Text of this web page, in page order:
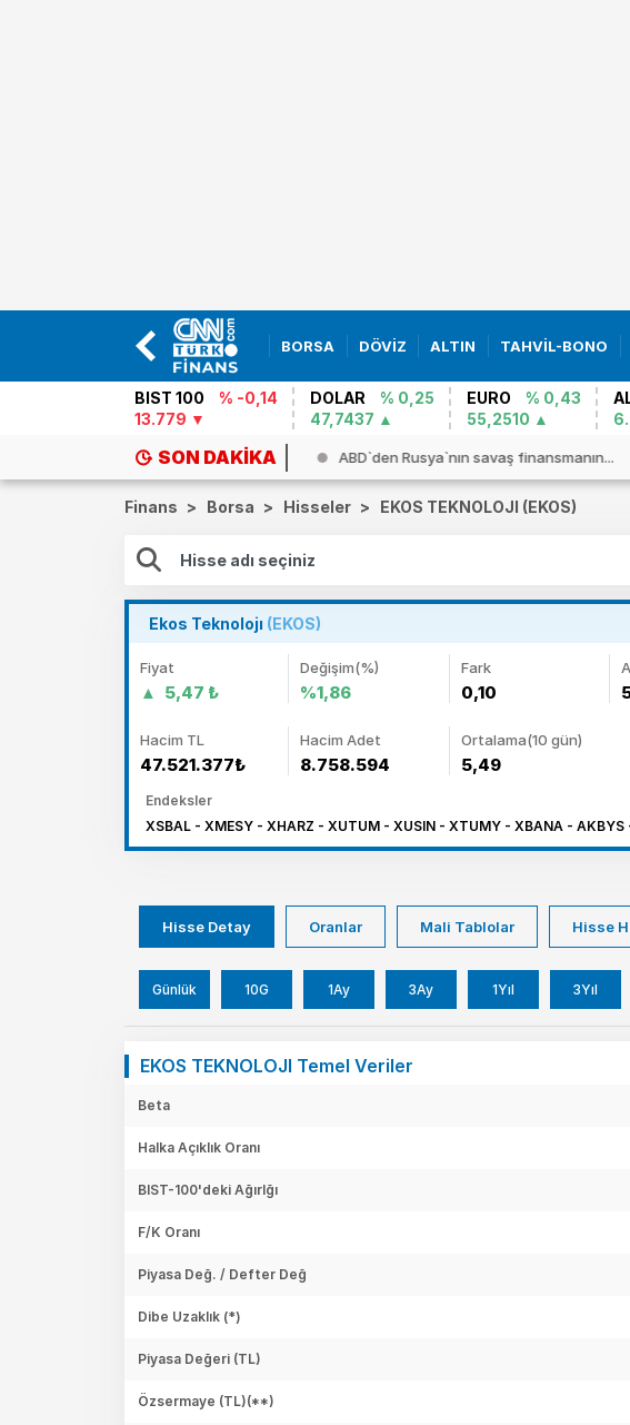
BORSA DÖVİZ ALTIN TAHVİL-BONO
BIST 100
% -0,14
13.779
DOLAR
% 0,25
47,7437
EURO
% 0,43
55,2510
SON DAKIKA
Ortak Savunma Anlaşması` dün... ABD`den Rusya`nın savaş finansmanın...
Finans > Borsa > Hisseler > EKOS TEKNOLOJI (EKOS)
Ekos Teknolojı (EKOS)
Fiyat
5,47 ₺
Değişim(%)
%1,86
Fark
0,10
Hacim TL
47.521.377₺
Hacim Adet
8.758.594
Ortalama(10 gün)
5,49
Endeksler
XSBAL - XMESY - XHARZ - XUTUM - XUSIN - XTUMY - XBANA - AKBYS
Hisse Detay Oranlar Mali Tablolar Hisse
Günlük 10G 1Ay 3Ay 1Yıl 3Yıl
EKOS TEKNOLOJI Temel Veriler
Beta
Halka Açıklık Oranı
BIST-100'deki Ağırlğı
F/K Oranı
Piyasa Değ. / Defter Değ
Dibe Uzaklık (*)
Piyasa Değeri (TL)
Özsermaye (TL)(**)